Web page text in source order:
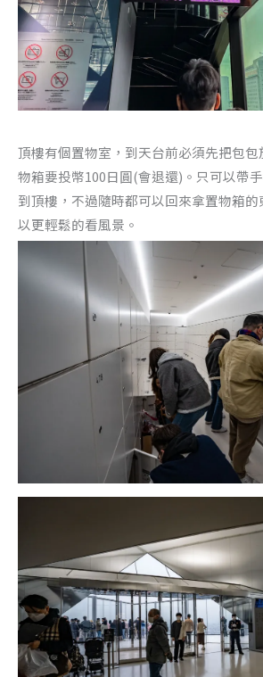
頂樓有個置物室，到天台前必須先把包
物箱要投幣100日圓(會退還)。只可以帶
到頂樓，不過隨時都可以回來拿置物箱
以更輕鬆的看風景。